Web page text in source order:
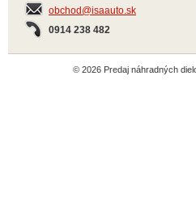
obchod@isaauto.sk
0914 238 482
© 2026 Predaj náhradných